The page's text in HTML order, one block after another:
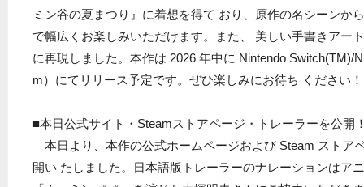
ミン谷の夏まつり』に着想を得て おり、原作の名シーンか
で幅広くお楽しみいただけます。また、 美しい手書きアー
に再現しました。本作は 2026 年中に Nintendo Switch(TM)/
m）にてリリース予定です。ぜひ楽しみにお待ち ください！
■本日公式サイト・Steamストアページ・トレーラーを公開
本日より、本作の公式ホームページおよび Steam ストア
開い たしました。日本語版トレーラーのナレーションはア